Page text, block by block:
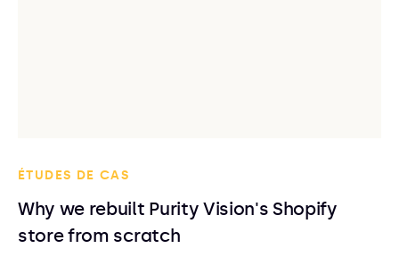
ÉTUDES DE CAS
Why we rebuilt Purity Vision's Shopify
store from scratch